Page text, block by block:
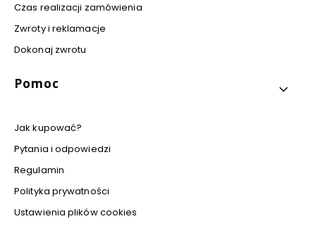
Czas realizacji zamówienia
Zwroty i reklamacje
Dokonaj zwrotu
Pomoc
Jak kupować?
Pytania i odpowiedzi
Regulamin
Polityka prywatności
Ustawienia plików cookies